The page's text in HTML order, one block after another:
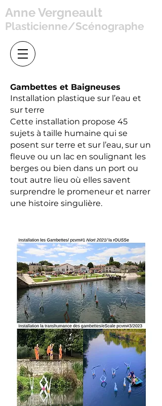
Anne Vergneault
Plasticienne/Scénographe
Gambettes et Baigneuses
Installation plastique sur l’eau et
sur terre
Cette installation propose 45
sujets à taille humaine qui se
posent sur terre et sur l’eau, sur un
fleuve ou un lac en soulignant les
berges ou bien dans un port ou
tout autre lieu où elles savent
surprendre le promeneur et narrer
une histoire singulière.